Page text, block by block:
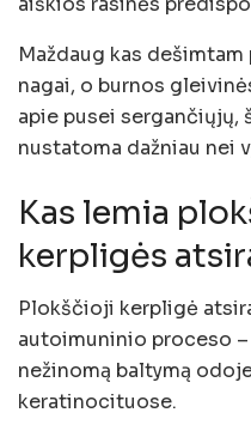
Maždaug kas
nagai, o burnos
apie pusei sergančiųjų,
nustatoma dažniau nei
Kas lemia
kerpligės
Plokščioji kerpligė
autoimuninio proceso
nežinomą baltymą
keratinocituose.